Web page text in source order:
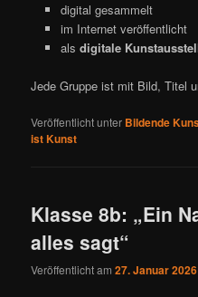
digital gesammelt
im Internet veröffentlicht
als digitale
Jede Gruppe ist mit Bild, Titel
Veröffentlicht unter Bildende
ist Kunst
Klasse 8b: „Ein
alles sagt“
Veröffentlicht am27. Januar 2026